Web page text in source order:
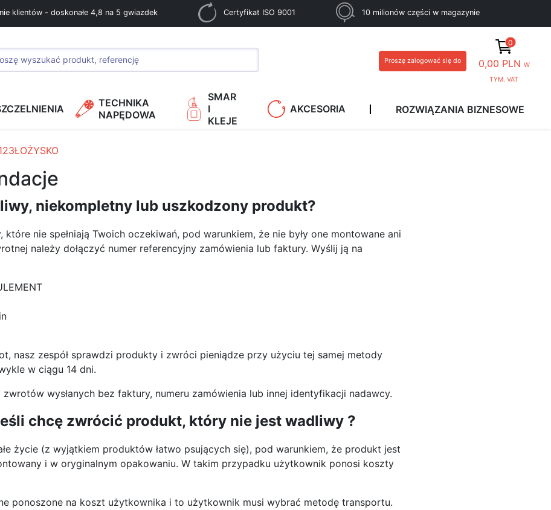
klientów - doskonałe 4,8 na 5 gwiazdek Certyfikat ISO 9001 10 milionów części w magazynie
Proszę zalogować się do
0
0,00 PLN W
TYM. VAT
TECHNIKA
NAPĘDOWA
SMAR
I
KLEJE
AKCESORIA ROZWIĄZANIA BIZNESOWE
niekompletny lub uszkodzony produkt?
nie spełniają Twoich oczekiwań, pod warunkiem, że nie były one montowane ani
należy dołączyć numer referencyjny zamówienia lub faktury. Wyślij ją na
nasz zespół sprawdzi produkty i zwróci pieniądze przy użyciu tej samej metody
w ciągu 14 dni.
wysłanych bez faktury, numeru zamówienia lub innej identyfikacji nadawcy.
chcę zwrócić produkt, który nie jest wadliwy ?
życie (z wyjątkiem produktów łatwo psujących się), pod warunkiem, że produkt jest
i w oryginalnym opakowaniu. W takim przypadku użytkownik ponosi koszty
ponoszone na koszt użytkownika i to użytkownik musi wybrać metodę transportu.